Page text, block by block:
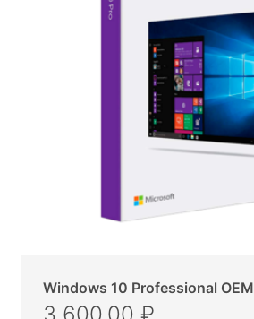
Windows 10 Professional OEM